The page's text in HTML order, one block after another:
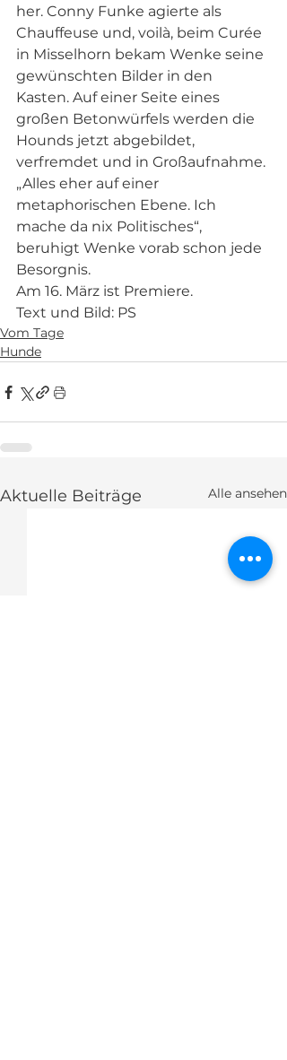
her. Conny Funke agierte als
Chauffeuse und, voilà, beim Curée
in Misselhorn bekam Wenke seine
gewünschten Bilder in den
Kasten. Auf einer Seite eines
großen Betonwürfels werden die
Hounds jetzt abgebildet,
verfremdet und in Großaufnahme.
„Alles eher auf einer
metaphorischen Ebene. Ich
mache da nix Politisches“,
beruhigt Wenke vorab schon jede
Besorgnis.
Am 16. März ist Premiere.
Text und Bild: PS
Vom Tage
Hunde
Aktuelle Beiträge Alle ansehen